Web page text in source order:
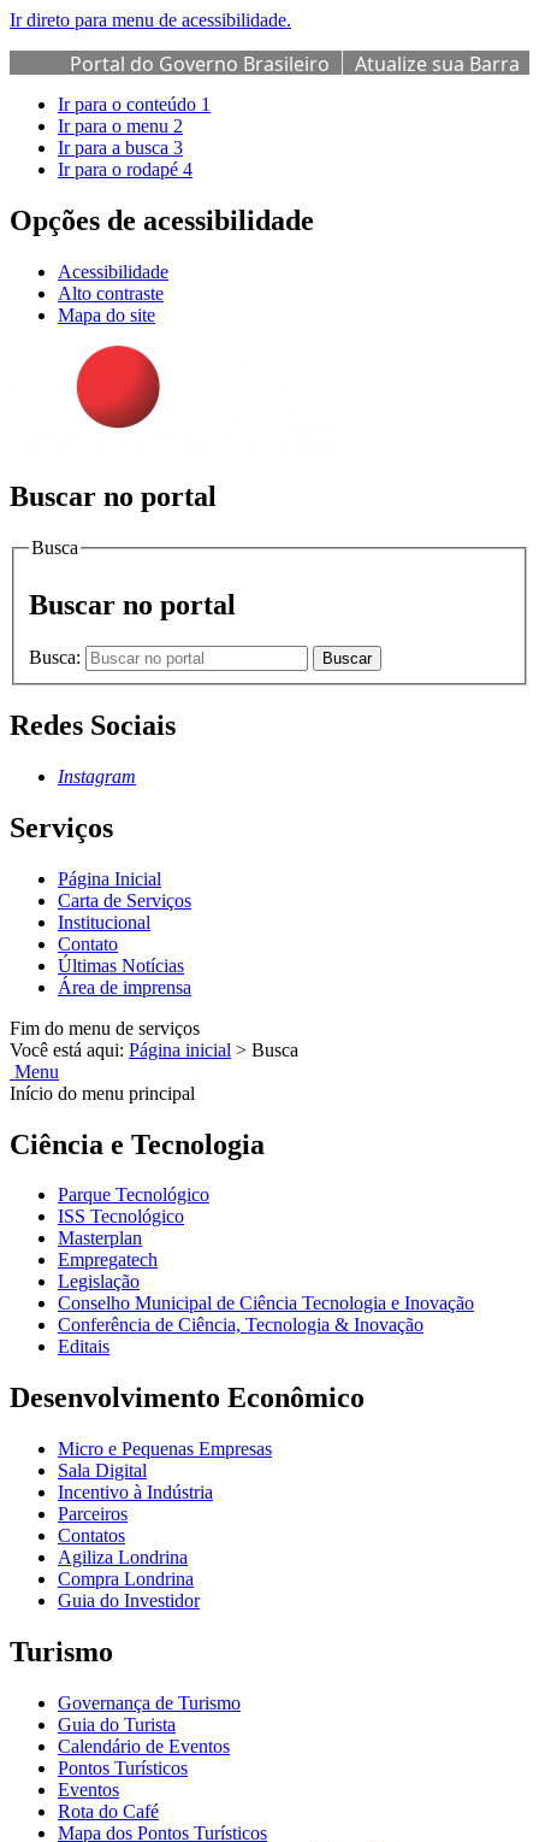
Ir direto para menu de acessibilidade.
Portal do Governo Brasileiro
Atualize sua Barra
de Governo
Ir para o conteúdo 1
Ir para o menu 2
Ir para a busca 3
Ir para o rodapé 4
Opções de acessibilidade
Acessibilidade
Alto contraste
Mapa do site
Buscar no portal
Busca
Buscar no portal
Busca: Buscar
Redes Sociais
Instagram
Serviços
Página Inicial
Carta de Serviços
Institucional
Contato
Últimas Notícias
Área de imprensa
Fim do menu de serviços
Você está aqui: Página inicial > Busca
Menu
Início do menu principal
Ciência e Tecnologia
Parque Tecnológico
ISS Tecnológico
Masterplan
Empregatech
Legislação
Conselho Municipal de Ciência Tecnologia e Inovação
Conferência de Ciência, Tecnologia & Inovação
Editais
Desenvolvimento Econômico
Micro e Pequenas Empresas
Sala Digital
Incentivo à Indústria
Parceiros
Contatos
Agiliza Londrina
Compra Londrina
Guia do Investidor
Turismo
Governança de Turismo
Guia do Turista
Calendário de Eventos
Pontos Turísticos
Eventos
Rota do Café
Mapa dos Pontos Turísticos